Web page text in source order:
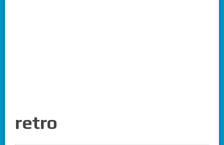
retro